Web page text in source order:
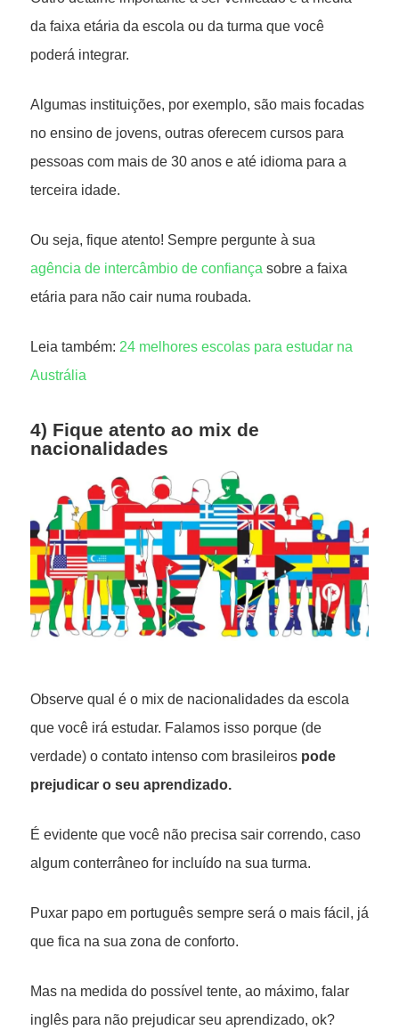
da faixa etária da escola ou da turma que você
poderá integrar.
Algumas instituições, por exemplo, são mais focadas
no ensino de jovens, outras oferecem cursos para
pessoas com mais de 30 anos e até idioma para a
terceira idade.
Ou seja, fique atento! Sempre pergunte à sua
agência de intercâmbio de confiança sobre a faixa
etária para não cair numa roubada.
Leia também: 24 melhores escolas para estudar na
Austrália
4) Fique atento ao mix de
nacionalidades
Observe qual é o mix de nacionalidades da escola
que você irá estudar. Falamos isso porque (de
verdade) o contato intenso com brasileirospode
prejudicar o seu aprendizado.
É evidente que você não precisa sair correndo, caso
algum conterrâneo for incluído na sua turma.
Puxar papo em português sempre será o mais fácil, já
que fica na sua zona de conforto.
Mas na medida do possível tente, ao máximo, falar
inglês para não prejudicar seu aprendizado, ok?